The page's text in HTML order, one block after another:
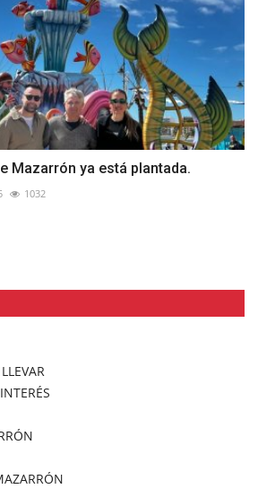
Mazarrón ya está plantada.
1032